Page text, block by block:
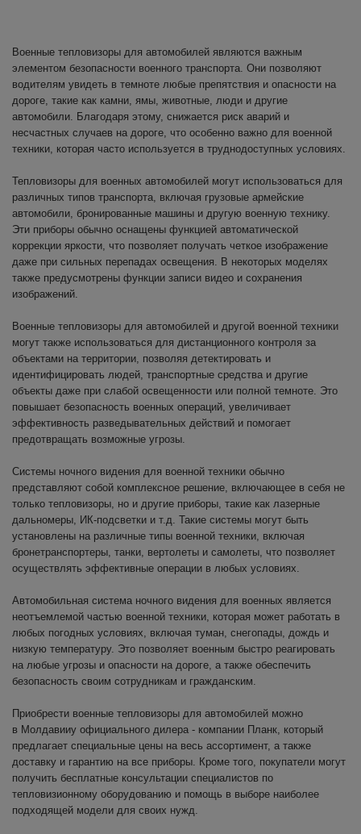
Военные тепловизоры для автомобилей являются важным
элементом безопасности военного транспорта. Они позволяют
водителям увидеть в темноте любые препятствия и опасности на
дороге, такие как камни, ямы, животные, люди и другие
автомобили. Благодаря этому, снижается риск аварий и
несчастных случаев на дороге, что особенно важно для военной
техники, которая часто используется в труднодоступных условиях.
Тепловизоры для военных автомобилей могут использоваться для
различных типов транспорта, включая грузовые армейские
автомобили, бронированные машины и другую военную технику.
Эти приборы обычно оснащены функцией автоматической
коррекции яркости, что позволяет получать четкое изображение
даже при сильных перепадах освещения. В некоторых моделях
также предусмотрены функции записи видео и сохранения
изображений.
Военные тепловизоры для автомобилей и другой военной техники
могут также использоваться для дистанционного контроля за
объектами на территории, позволяя детектировать и
идентифицировать людей, транспортные средства и другие
объекты даже при слабой освещенности или полной темноте. Это
повышает безопасность военных операций, увеличивает
эффективность разведывательных действий и помогает
предотвращать возможные угрозы.
Системы ночного видения для военной техники обычно
представляют собой комплексное решение, включающее в себя не
только тепловизоры, но и другие приборы, такие как лазерные
дальномеры, ИК-подсветки и т.д. Такие системы могут быть
установлены на различные типы военной техники, включая
бронетранспортеры, танки, вертолеты и самолеты, что позволяет
осуществлять эффективные операции в любых условиях.
Автомобильная система ночного видения для военных является
неотъемлемой частью военной техники, которая может работать в
любых погодных условиях, включая туман, снегопады, дождь и
низкую температуру. Это позволяет военным быстро реагировать
на любые угрозы и опасности на дороге, а также обеспечить
безопасность своим сотрудникам и гражданским.
Приобрести военные тепловизоры для автомобилей можно
в Молдавииу официального дилера - компании Планк, который
предлагает специальные цены на весь ассортимент, а также
доставку и гарантию на все приборы. Кроме того, покупатели могут
получить бесплатные консультации специалистов по
тепловизионному оборудованию и помощь в выборе наиболее
подходящей модели для своих нужд.